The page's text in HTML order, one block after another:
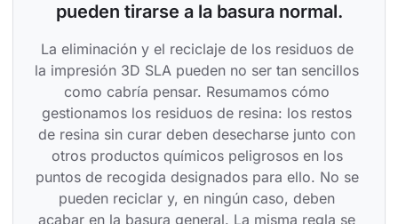
pueden tirarse a la basura normal.
La eliminación y el reciclaje de los residuos de
la impresión 3D SLA pueden no ser tan sencillos
como cabría pensar. Resumamos cómo
gestionamos los residuos de resina: los restos
de resina sin curar deben desecharse junto con
otros productos químicos peligrosos en los
puntos de recogida designados para ello. No se
pueden reciclar y, en ningún caso, deben
acabar en la basura general. La misma regla se